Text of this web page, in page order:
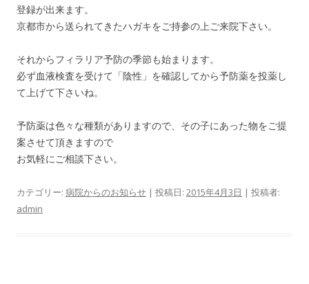
登録が出来ます。
京都市から送られてきたハガキをご持参の上ご来院下さい。
それからフィラリア予防の季節も始まります。
必ず血液検査を受けて「陰性」を確認してから予防薬を投薬し
て上げて下さいね。
予防薬は色々な種類がありますので、その子にあった物をご提
案させて頂きますので
お気軽にご相談下さい。
カテゴリー: 病院からのお知らせ | 投稿日: 2015年4月3日 | 投稿者:
admin